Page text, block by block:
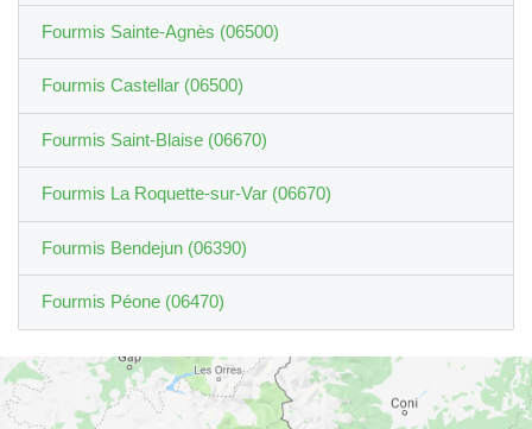
Fourmis Sainte-Agnès (06500)
Fourmis Castellar (06500)
Fourmis Saint-Blaise (06670)
Fourmis La Roquette-sur-Var (06670)
Fourmis Bendejun (06390)
Fourmis Péone (06470)